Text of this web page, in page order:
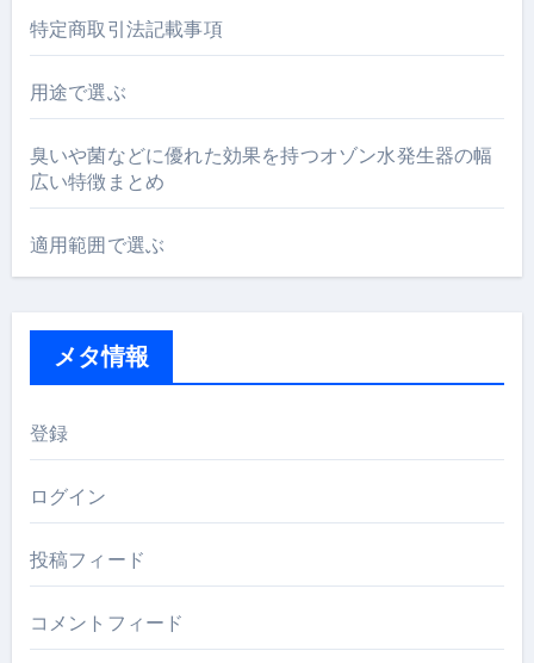
特定商取引法記載事項
用途で選ぶ
臭いや菌などに優れた効果を持つオゾン水発生器の幅
広い特徴まとめ
適用範囲で選ぶ
メタ情報
登録
ログイン
投稿フィード
コメントフィード